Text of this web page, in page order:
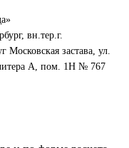
вн.тер.г.
застава, ул.
А, пом. 1Н № 767